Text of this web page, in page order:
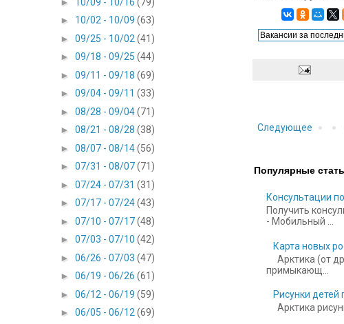
Следующее
Популярные
Консультации
Получить
- Мобильный ...
Карта новых
Арктика (от
примыкающ...
Рисунки детей
Арктика
► 10/02 - 10/09 (63)
► 09/25 - 10/02 (41)
► 09/18 - 09/25 (44)
► 09/11 - 09/18 (69)
► 09/04 - 09/11 (33)
► 08/28 - 09/04(71)
► 08/21 - 08/28 (38)
► 08/07 - 08/14(56)
► 07/31 - 08/07(71)
► 07/24 - 07/31 (31)
► 07/17 - 07/24(43)
► 07/10 - 07/17(48)
► 07/03 - 07/10 (42)
► 06/26 - 07/03 (47)
► 06/19 - 06/26 (61)
► 06/12 - 06/19 (59)
► 06/05 - 06/12 (69)